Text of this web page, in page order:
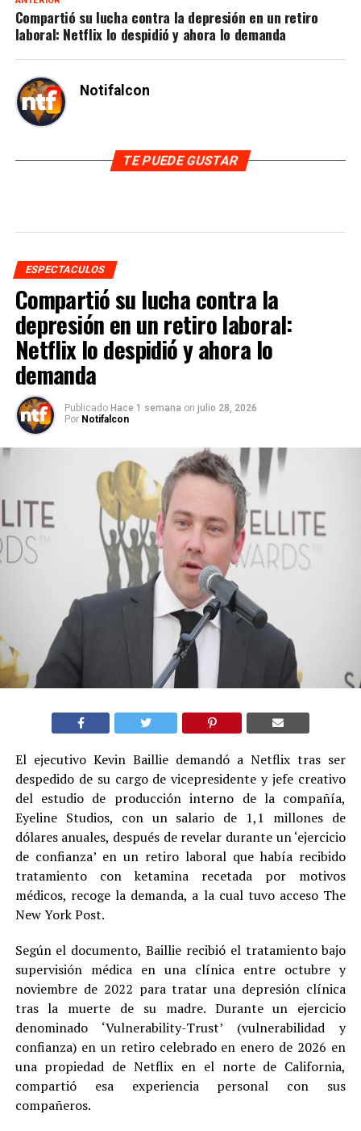
Compartió su lucha contra la depresión en un retiro
laboral: Netflix lo despidió y ahora lo demanda
Notifalcon
TE PUEDE GUSTAR
ESPECTACULOS
Compartió su lucha contra la
depresión en un retiro laboral:
Netflix lo despidió y ahora lo
demanda
Publicado Hace 1 semana on julio 28, 2026
Por Notifalcon
El ejecutivo Kevin Baillie demandó a Netflix tras ser
despedido de su cargo de vicepresidente y jefe creativo
del estudio de producción interno de la compañía,
Eyeline Studios, con un salario de 1,1 millones de
dólares anuales, después de revelar durante un ‘ejercicio
de confianza’ en un retiro laboral que había recibido
tratamiento con ketamina recetada por motivos
médicos, recoge la demanda, a la cual tuvo acceso The
New York Post.
Según el documento, Baillie recibió el tratamiento bajo
supervisión médica en una clínica entre octubre y
noviembre de 2022 para tratar una depresión clínica
tras la muerte de su madre. Durante un ejercicio
denominado ‘Vulnerability-Trust’ (vulnerabilidad y
confianza) en un retiro celebrado en enero de 2026 en
una propiedad de Netflix en el norte de California,
compartió esa experiencia personal con sus
compañeros.